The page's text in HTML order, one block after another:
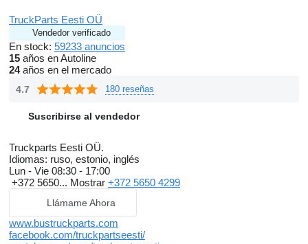
TruckParts Eesti OÜ
Vendedor verificado
En stock: 59233 anuncios
15 años en Autoline
24años en el mercado
4.7 180 reseñas
Suscribirse al vendedor
Truckparts Eesti OÜ.
Idiomas: ruso, estonio, inglés
Lun - Vie 08:30 - 17:00
+372 5650... Mostrar +372 5650 4299
Llámame Ahora
www.bustruckparts.com
facebook.com/truckpartseesti/